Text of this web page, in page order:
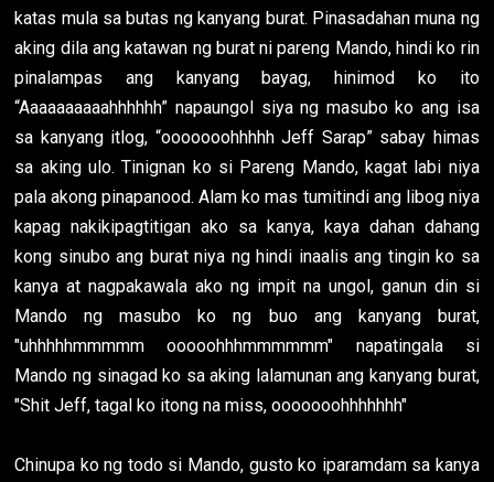
katas mula sa butas ng kanyang burat. Pinasadahan muna ng
aking dila ang katawan ng burat ni pareng Mando, hindi ko rin
pinalampas ang kanyang bayag, hinimod ko ito
“Aaaaaaaaaahhhhhh” napaungol siya ng masubo ko ang isa
sa kanyang itlog, “ooooooohhhhh Jeff Sarap” sabay himas
sa aking ulo. Tinignan ko si Pareng Mando, kagat labi niya
pala akong pinapanood. Alam ko mas tumitindi ang libog niya
kapag nakikipagtitigan ako sa kanya, kaya dahan dahang
kong sinubo ang burat niya ng hindi inaalis ang tingin ko sa
kanya at nagpakawala ako ng impit na ungol, ganun din si
Mando ng masubo ko ng buo ang kanyang burat,
"uhhhhhmmmmm ooooohhhmmmmmm" napatingala si
Mando ng sinagad ko sa aking lalamunan ang kanyang burat,
"Shit Jeff, tagal ko itong na miss, ooooooohhhhhhh"
Chinupa ko ng todo si Mando, gusto ko iparamdam sa kanya